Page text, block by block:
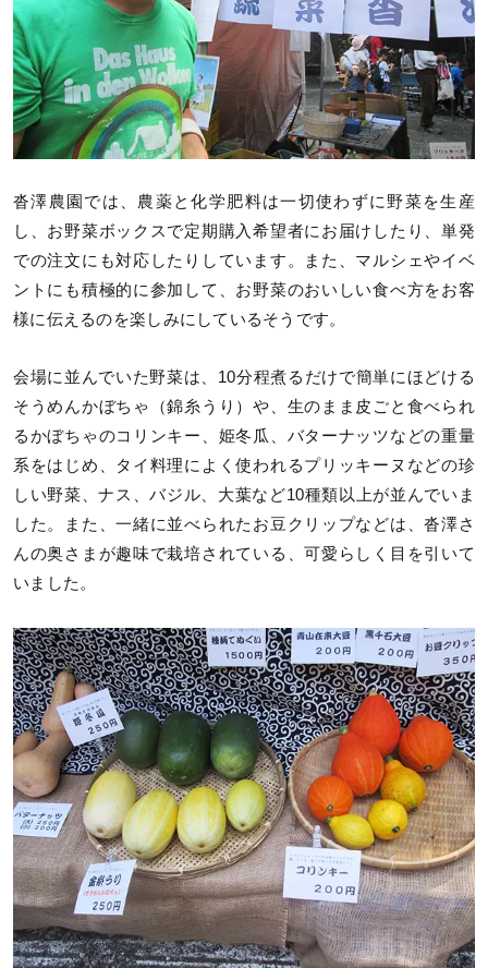
沓澤農園では、農薬と化学肥料は一切使わずに野菜を生産
し、お野菜ボックスで定期購入希望者にお届けしたり、単発
での注文にも対応したりしています。また、マルシェやイベ
ントにも積極的に参加して、お野菜のおいしい食べ方をお客
様に伝えるのを楽しみにしているそうです。
会場に並んでいた野菜は、10分程煮るだけで簡単にほどける
そうめんかぼちゃ（錦糸うり）や、生のまま皮ごと食べられ
るかぼちゃのコリンキー、姫冬瓜、バターナッツなどの重量
系をはじめ、タイ料理によく使われるプリッキーヌなどの珍
しい野菜、ナス、バジル、大葉など10種類以上が並んでいま
した。また、一緒に並べられたお豆クリップなどは、沓澤さ
んの奥さまが趣味で栽培されている、可愛らしく目を引いて
いました。